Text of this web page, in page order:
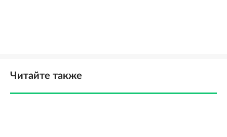
Читайте также